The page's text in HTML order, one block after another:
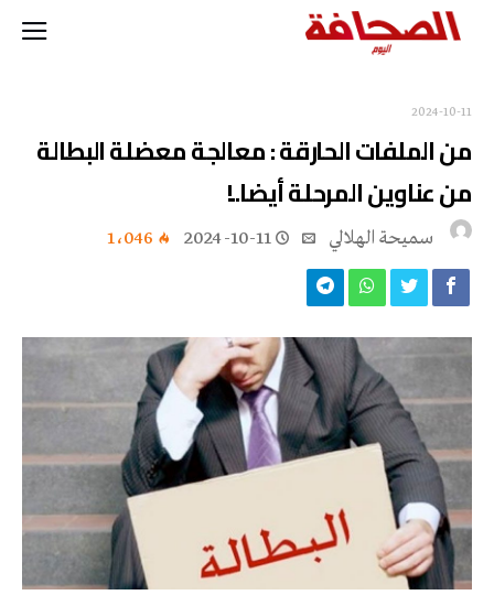
2024-10-11
من الملفات الحارقة : معالجة معضلة البطالة
من عناوين المرحلة أيضا..!
سميحة الهلالي 2024-10-11 1٬046